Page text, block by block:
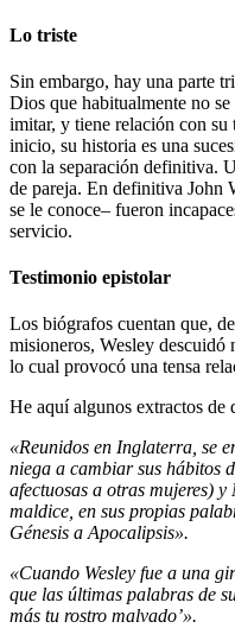
Lo triste
Sin embargo, hay una parte
Dios que habitualmente no
imitar, y tiene relación con
inicio, su historia es una
con la separación definitiva.
de pareja. En definitiva John
se le conoce– fueron
servicio.
Testimonio epistolar
Los biógrafos cuentan que,
misioneros, Wesley descuidó
lo cual provocó una tensa
He aquí algunos extractos de
«Reunidos en Inglaterra, se
niega a cambiar sus hábitos
afectuosas a otras mujeres)
maldice, en sus propias
Génesis a Apocalipsis».
«Cuando Wesley fue a una
que las últimas palabras de
más tu rostro malvado’».